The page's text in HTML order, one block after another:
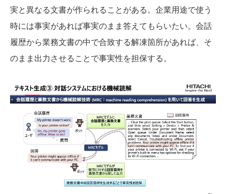
実と異なる文書が作られることがある。企業用途で使う
時には事実があれば事実のまま答えてもらいたい。会話
履歴から業務文書の中で合致する解凍箇所があれば、そ
のまま出力させることで事実性を担保する。